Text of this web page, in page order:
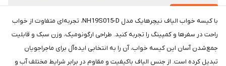
با کیسه خواب الیاف نیچرهایک مدل NH19S015-D، تجربه‌ای متفاوت از خواب
راحت در سفرها و کمپینگ را تجربه کنید. طراحی ارگونومیک، وزن سبک و قابلیت
جمع‌شدن آسان این کیسه خواب، آن را به انتخابی ایده‌آل برای ماجراجویان
تبدیل کرده است. از جنس الیاف باکیفیت و مقاوم در برابر شرایط مختلف آب و